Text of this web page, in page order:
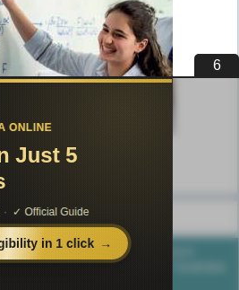
по педагогике
публикаций
- 2016-2026 год. Материал
и учебных целей.
5